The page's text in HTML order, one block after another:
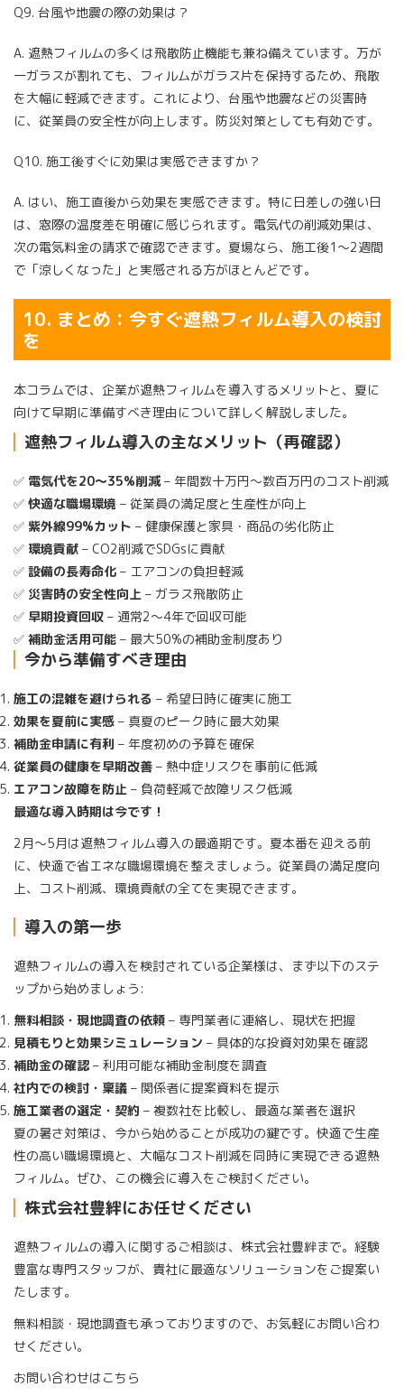
Q9. 台風や地震の際の効果は？
A. 遮熱フィルムの多くは飛散防止機能も兼ね備えています。万が
一ガラスが割れても、フィルムがガラス片を保持するため、飛散
を大幅に軽減できます。これにより、台風や地震などの災害時
に、従業員の安全性が向上します。防災対策としても有効です。
Q10. 施工後すぐに効果は実感できますか？
A. はい、施工直後から効果を実感できます。特に日差しの強い日
は、窓際の温度差を明確に感じられます。電気代の削減効果は、
次の電気料金の請求で確認できます。夏場なら、施工後1〜2週間
で「涼しくなった」と実感される方がほとんどです。
10. まとめ：今すぐ遮熱フィルム導入の検討
を
本コラムでは、企業が遮熱フィルムを導入するメリットと、夏に
向けて早期に準備すべき理由について詳しく解説しました。
遮熱フィルム導入の主なメリット（再確認）
✅ 電気代を20〜35%削減– 年間数十万円〜数百万円のコスト削減
✅ 快適な職場環境 – 従業員の満足度と生産性が向上
✅ 紫外線99%カット – 健康保護と家具・商品の劣化防止
✅ 環境貢献 – CO2削減でSDGsに貢献
✅ 設備の長寿命化 – エアコンの負担軽減
✅ 災害時の安全性向上 – ガラス飛散防止
✅ 早期投資回収 – 通常2〜4年で回収可能
✅ 補助金活用可能 – 最大50%の補助金制度あり
今から準備すべき理由
施工の混雑を避けられる – 希望日時に確実に施工
効果を夏前に実感 – 真夏のピーク時に最大効果
補助金申請に有利 – 年度初めの予算を確保
従業員の健康を早期改善 – 熱中症リスクを事前に低減
エアコン故障を防止 – 負荷軽減で故障リスク低減
最適な導入時期は今です！
2月〜5月は遮熱フィルム導入の最適期です。夏本番を迎える前
に、快適で省エネな職場環境を整えましょう。従業員の満足度向
上、コスト削減、環境貢献の全てを実現できます。
導入の第一歩
遮熱フィルムの導入を検討されている企業様は、まず以下のステ
ップから始めましょう:
無料相談・現地調査の依頼 – 専門業者に連絡し、現状を把握
見積もりと効果シミュレーション – 具体的な投資対効果を確認
補助金の確認 – 利用可能な補助金制度を調査
社内での検討・稟議 – 関係者に提案資料を提示
施工業者の選定・契約 – 複数社を比較し、最適な業者を選択
夏の暑さ対策は、 今から始めることが成功の鍵です。快適で生産
性の高い職場環境と、大幅なコスト削減を同時に実現できる遮熱
フィルム。ぜひ、この機会に導入をご検討ください。
株式会社豊絆にお任せください
遮熱フィルムの導入に関するご相談は、株式会社豊絆まで。経験
豊富な専門スタッフが、貴社に最適なソリューションをご提案い
たします。
無料相談・現地調査も承っておりますので、お気軽にお問い合わ
せください。
お問い合わせはこちら